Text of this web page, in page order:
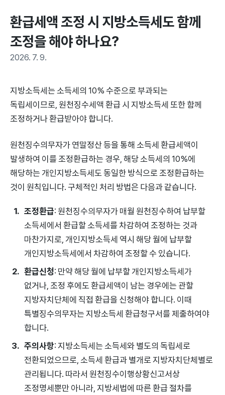
환급세액 조정 시 지방소득세도 함께
조정을 해야 하나요?
2026. 7. 9.
지방소득세는 소득세의 10% 수준으로 부과되는
독립세이므로, 원천징수세액 환급 시 지방소득세 또한 함께
조정하거나 환급받아야 합니다.
원천징수의무자가 연말정산 등을 통해 소득세 환급세액이
발생하여 이를 조정환급하는 경우, 해당 소득세의 10%에
해당하는 개인지방소득세도 동일한 방식으로 조정환급하는
것이 원칙입니다. 구체적인 처리 방법은 다음과 같습니다.
조정환급: 원천징수의무자가 매월 원천징수하여 납부할
소득세에서 환급할 소득세를 차감하여 조정하는 것과
마찬가지로, 개인지방소득세 역시 해당 월에 납부할
개인지방소득세에서 차감하여 조정할 수 있습니다.
환급신청: 만약 해당 월에 납부할 개인지방소득세가
없거나, 조정 후에도 환급세액이 남는 경우에는 관할
지방자치단체에 직접 환급을 신청해야 합니다. 이때
특별징수의무자는 지방소득세 환급청구서를 제출하여야
합니다.
주의사항: 지방소득세는 소득세와 별도의 독립세로
전환되었으므로, 소득세 환급과 별개로 지방자치단체별로
관리됩니다. 따라서 원천징수이행상황신고서상
조정명세뿐만 아니라, 지방세법에 따른 환급 절차를